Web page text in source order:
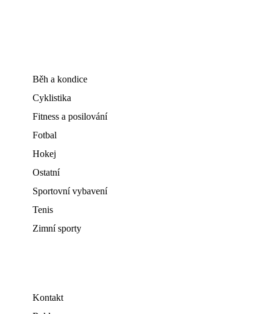
Běh a kondice
Cyklistika
Fitness a posilování
Fotbal
Hokej
Ostatní
Sportovní vybavení
Tenis
Zimní sporty
Kontakt